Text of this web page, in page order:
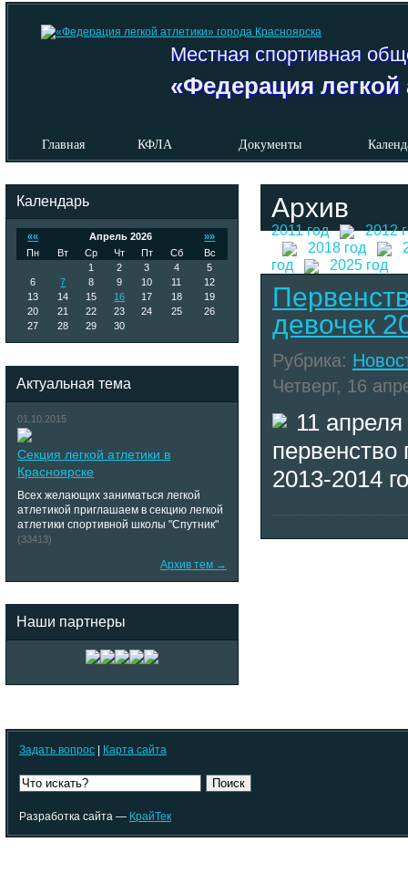
Местная спортивная
«Федерация легкой
Главная КФЛА Документы
Календарь
«« Апрель 2026
»»
Пн
Вт Ср Чт Пт Сб
Вс
1
2 3 4
5
6
7 8 9 10 11
12
13
14 15 16 17 18
19
20
21 22 23 24 25
26
27
28 29 30
Актуальная тема
01.10.2015
Секция легкой атлетики в
Красноярске
Всех желающих заниматься легкой
атлетикой приглашаем в секцию легкой
атлетики спортивной школы "Спутник"
(33413)
Архив тем →
Наши партнеры
Архив
2011 год
2012
2018 год
год
2025 год
девочек
Рубрика:
Четверг, 16
11
первенство
2013-2014
Задать вопрос Карта сайта
Поиск
Разработка сайта — КрайТек